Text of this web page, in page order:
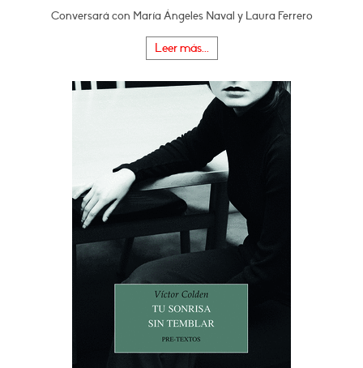
Conversará con María Ángeles Naval y Laura Ferrero
Leer más...